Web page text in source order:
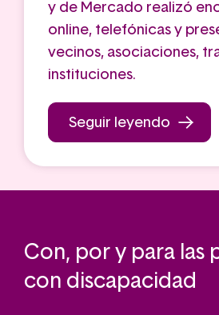
y de Mercado realizó
online, telefónicas y
vecinos, asociaciones,
instituciones.
Seguir leyendo
Con, por y para las
con discapacidad